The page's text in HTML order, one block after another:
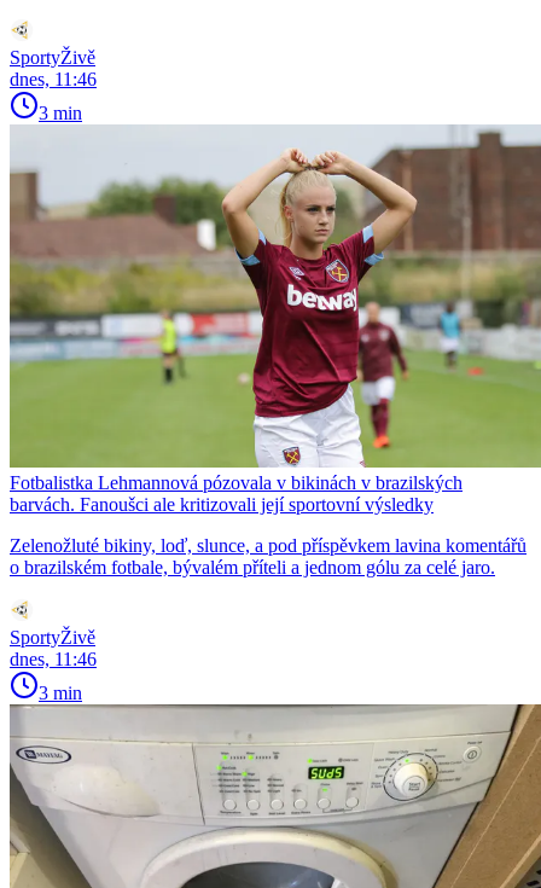
SportyŽivě
dnes, 11:46
3 min
Fotbalistka Lehmannová pózovala v bikinách v brazilských
barvách. Fanoušci ale kritizovali její sportovní výsledky
Zelenožluté bikiny, loď, slunce, a pod příspěvkem lavina komentářů
o brazilském fotbale, bývalém příteli a jednom gólu za celé jaro.
SportyŽivě
dnes, 11:46
3 min